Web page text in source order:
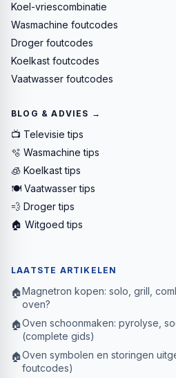
Koel-vriescombinatie
Wasmachine foutcodes
Droger foutcodes
Koelkast foutcodes
Vaatwasser foutcodes
BLOG & ADVIES →
📺 Televisie tips
🫧 Wasmachine tips
🧊 Koelkast tips
🍽️ Vaatwasser tips
💨 Droger tips
🏠 Witgoed tips
LAATSTE ARTIKELEN
🏠Magnetron kopen: solo, grill,
oven?
🏠Oven schoonmaken: pyrolyse,
(complete gids)
🏠Oven symbolen en storingen
foutcodes)